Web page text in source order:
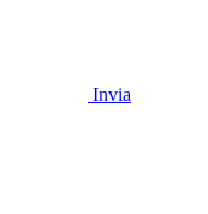
Invia